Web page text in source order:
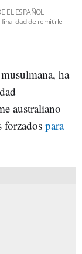
EL ESPAÑOL
finalidad de remitirle
ha
australiano
forzados para